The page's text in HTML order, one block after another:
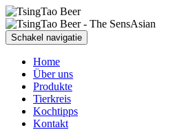
Schakel navigatie
Home
Über uns
Produkte
Tierkreis
Kochtipps
Kontakt